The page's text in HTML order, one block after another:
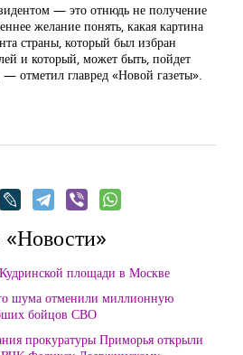
— это отнюдь не получение
желание понять, какая картина
страны, который был избран
и который, может быть, пойдет
отметил главред «Новой газеты».
площади в Москве
шума отменили миллионную
бойцов СВО
прокуратуры Приморья открыли